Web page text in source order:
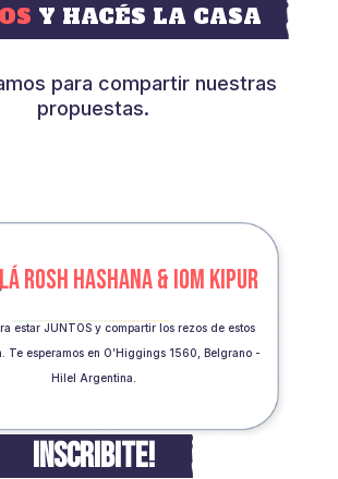
Y HACÉS LA CASA
para compartir nuestras
propuestas.
ROSH HASHANA & IOM KIPUR
estar JUNTOS y compartir los rezos de estos
Te esperamos en O’Higgings 1560, Belgrano -
Hilel Argentina.
INSCRIBITE!